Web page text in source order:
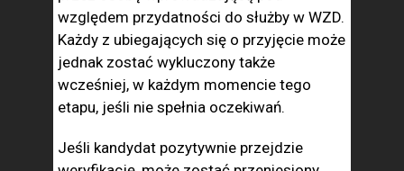
względem przydat­ności do służby w WZD.
Każdy z ubiegających się o przyjęcie może
jednak zostać wykluczo­ny także
wcześniej, w każdym momencie tego
etapu, jeśli nie spełnia oczekiwań.
Jeśli kandy­dat pozytywnie przejdzie